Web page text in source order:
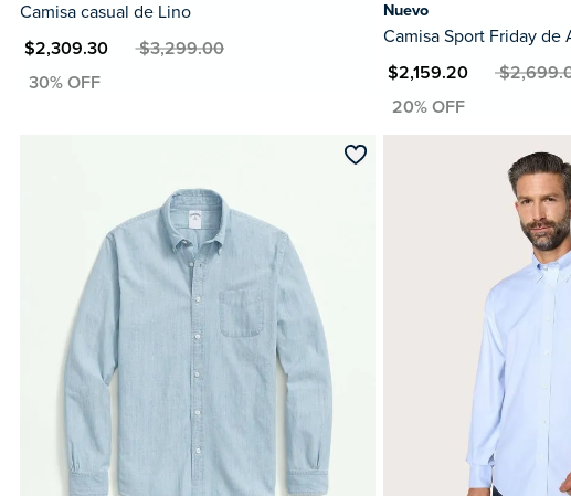
Camisa casual de Lino
$2,309.30MXN $3,299.00
Nuevo
Camisa Sport Friday de
MXN $2,159.20MXN